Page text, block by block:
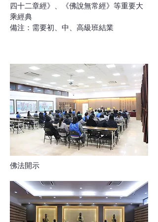
四十二章經》、《佛說無常經》等重要大
乘經典
備注：需要初、中、高級班結業
佛法開示